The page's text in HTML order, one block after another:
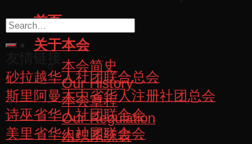
首页
关于本会
本会简史
Our History
本会章程
Our Regulation
组织系统表
砂拉越华人社团联合总会
斯里阿曼木中省华人注册社团总会
诗巫省华人社团联合会
美里省华人社团联合会